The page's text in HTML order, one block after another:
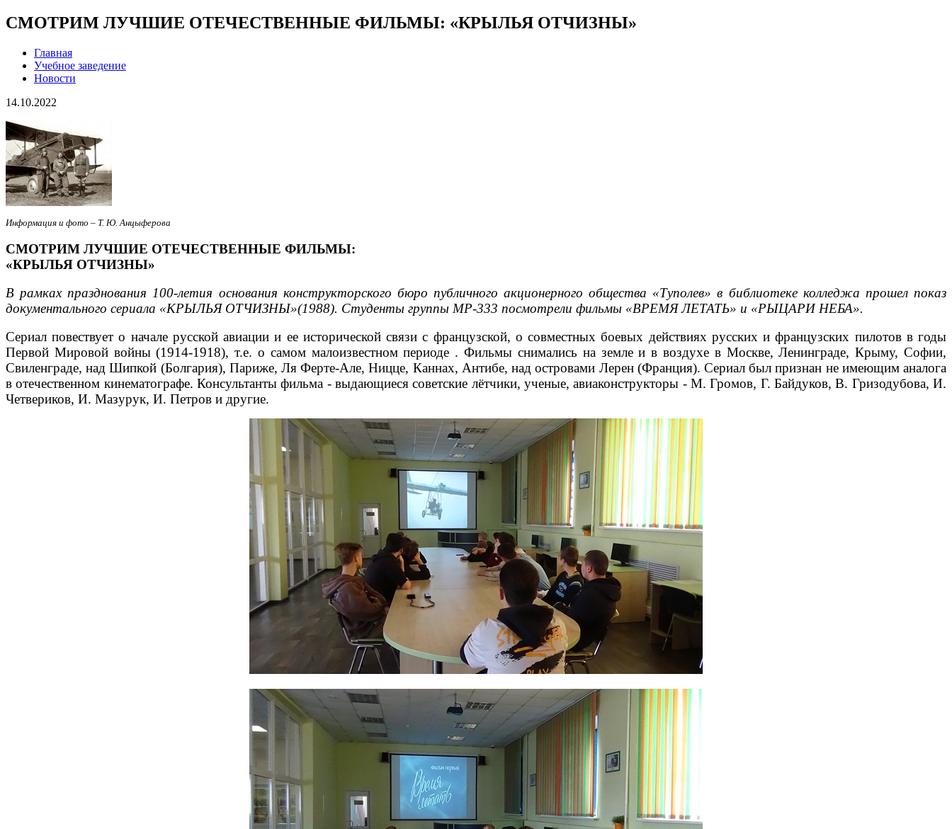
СМОТРИМ ЛУЧШИЕ ОТЕЧЕСТВЕННЫЕ ФИЛЬМЫ: «КРЫЛЬЯ ОТЧИЗНЫ»
Главная
Учебное заведение
Новости
14.10.2022
Информация и фото – Т. Ю. Анцыферова
СМОТРИМ ЛУЧШИЕ ОТЕЧЕСТВЕННЫЕ ФИЛЬМЫ:
«КРЫЛЬЯ ОТЧИЗНЫ»
В рамках празднования 100-летия основания конструкторского бюро публичного акционерного общества «Туполев» в библиотеке колледжа прошел показ
документального сериала «КРЫЛЬЯ ОТЧИЗНЫ»(1988). Студенты группы МР-333 посмотрели фильмы «ВРЕМЯ ЛЕТАТЬ» и «РЫЦАРИ НЕБА».
Сериал повествует о начале русской авиации и ее исторической связи с французской, о совместных боевых действиях русских и французских пилотов в годы
Первой Мировой войны (1914-1918), т.е. о самом малоизвестном периоде . Фильмы снимались на земле и в воздухе в Москве, Ленинграде, Крыму, Софии,
Свиленграде, над Шипкой (Болгария), Париже, Ля Ферте-Але, Ницце, Каннах, Антибе, над островами Лерен (Франция). Сериал был признан не имеющим аналога
в отечественном кинематографе. Консультанты фильма - выдающиеся советские лётчики, ученые, авиаконструкторы - М. Громов, Г. Байдуков, В. Гризодубова, И.
Четвериков, И. Мазурук, И. Петров и другие.